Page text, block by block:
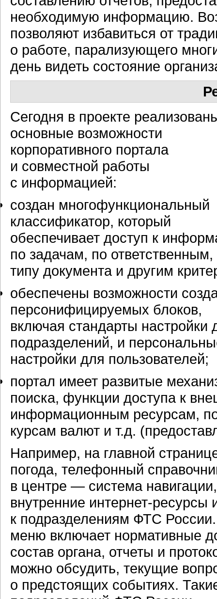
необходимую информацию.
позволяют избавиться от
о работе, парализующего
день видеть состояние
Сегодня в проекте
основные возможности
корпоративного портала
и совместной работы
с информацией:
создан многофункциональный
классификатор, который
обеспечивает доступ к
по задачам, по ответственным,
типу документа и другим
обеспечены возможности
персонифицируемых блоков,
включая стандарты настройки
подразделений, и
настройки для пользователей;
портал имеет развитые
поиска, функции доступа к
информационным ресурсам,
курсам валют и т.д.
Например, на главной
погода, телефонный
в центре — система
внутренние интернет-ресурсы
к подразделениям ФТС
меню включает нормативные
состав органа, отчеты и
можно обсудить, текущие
о предстоящих событиях.